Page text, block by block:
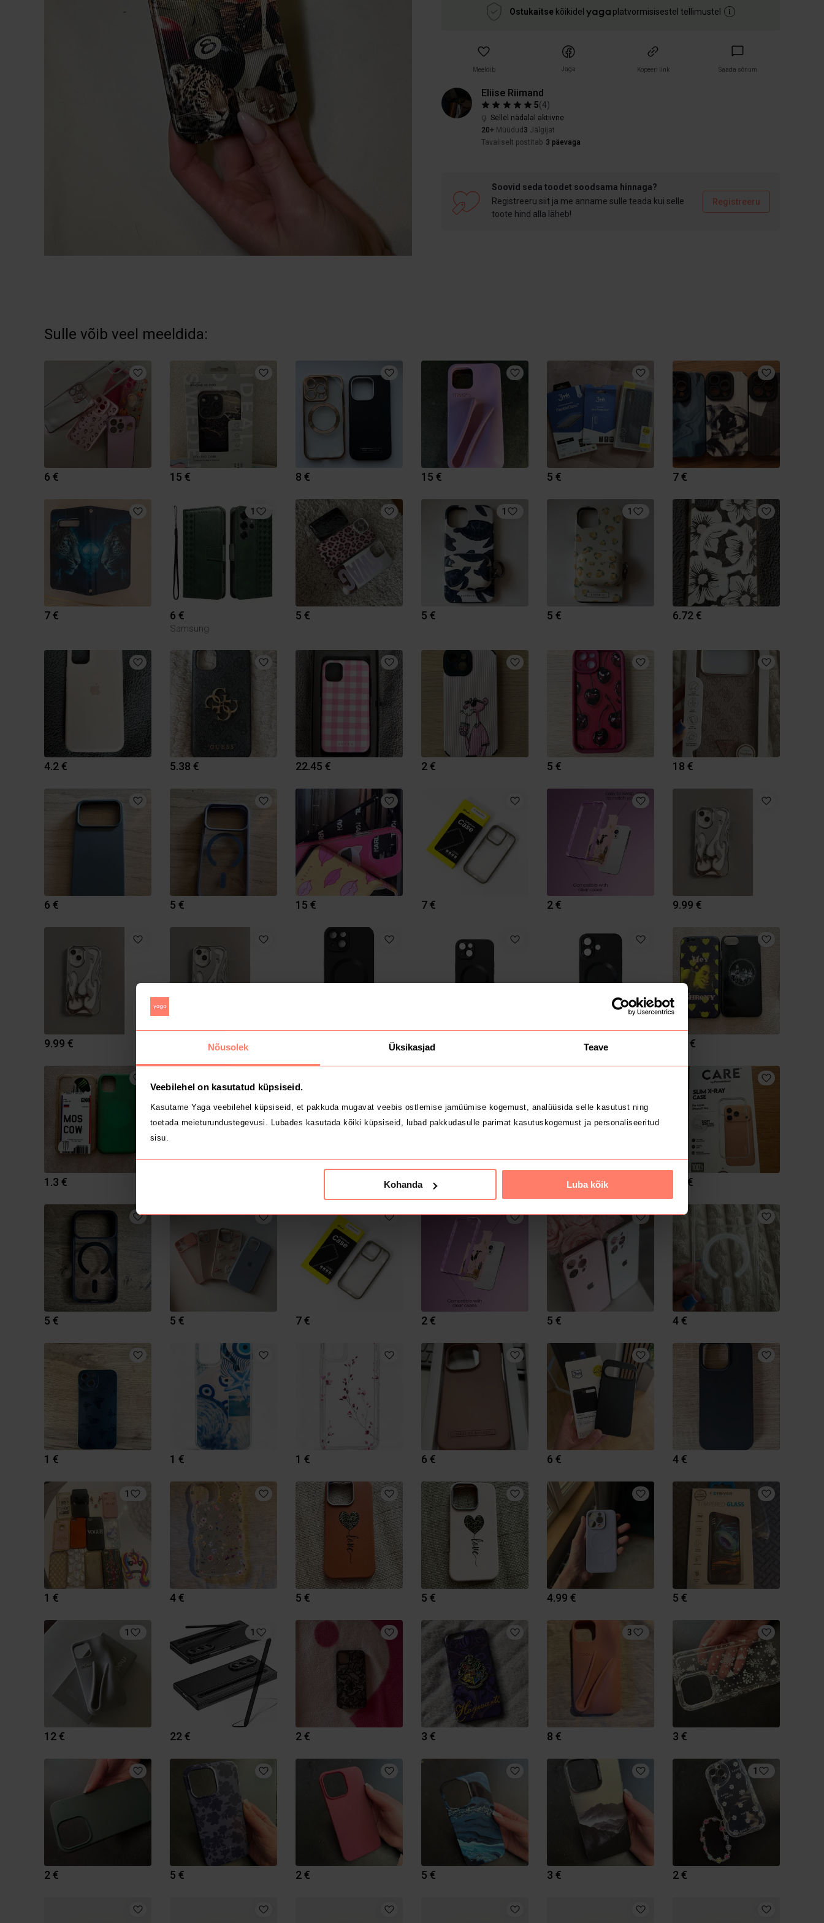
Nõusolek Üksikasjad Teave
Veebilehel on kasutatud küpsiseid.
Kasutame Yaga veebilehel küpsiseid, et pakkuda mugavat veebis ostlemise jamüümise kogemust, analüüsida selle kasutust ning
toetada meieturundustegevusi. Lubades kasutada kõiki küpsiseid, lubad pakkudasulle parimat kasutuskogemust ja personaliseeritud
sisu.
Kohanda Luba kõik
Ostukaitse kõikidel platvormisisestel tellimustel
Meeldib Jaga Kopeeri link Saada sõnum
Eliise Riimand
5(4)
Sellel nädalal aktiivne
20+ Müüdud 3 Jälgijat
Tavaliselt postitab 3 päevaga
Soovid seda toodet soodsama hinnaga?
Registreeru siit ja me anname sulle teada kui selle
toote hind alla läheb!
Registreeru
Sulle võib veel meeldida:
6 € 15 € 8 € 15 € 5 € 7 €
7 €
1
6 €
Samsung
5 €
1
5 €
1
5 € 6.72 €
4.2 € 5.38 € 22.45 € 2 € 5 € 18 €
6 € 5 € 15 € 7 € 2 € 9.99 €
9.99 € 9.99 € 1.3 €
1.3 € 3 € 12 €
5 € 5 € 7 € 2 € 5 € 4 €
1 € 1 € 1 € 6 € 6 € 4 €
1
1 € 4 € 5 € 5 € 4.99 € 5 €
1
12 €
1
22 € 2 € 3 €
3
8 € 3 €
2 € 5 € 2 € 5 € 3 €
1
2 €